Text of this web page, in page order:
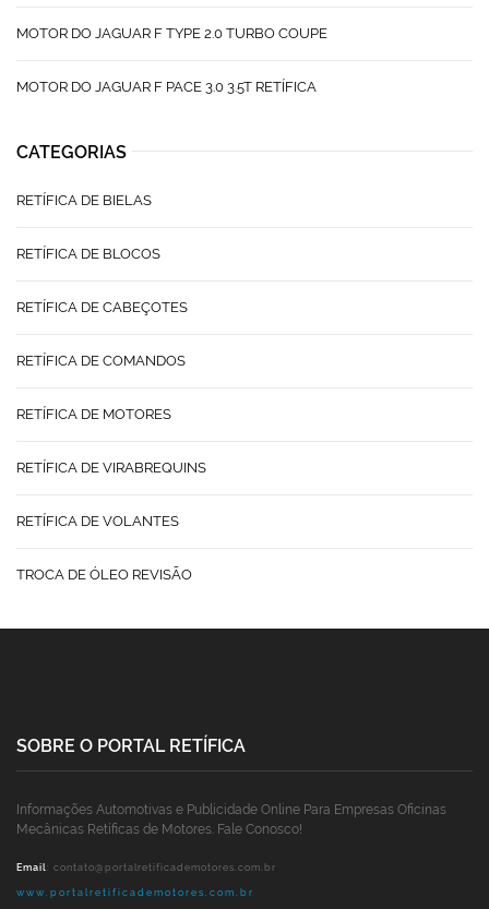
MOTOR DO JAGUAR F TYPE 2.0 TURBO COUPE
MOTOR DO JAGUAR F PACE 3.0 3.5T RETÍFICA
CATEGORIAS
RETÍFICA DE BIELAS
RETÍFICA DE BLOCOS
RETÍFICA DE CABEÇOTES
RETÍFICA DE COMANDOS
RETÍFICA DE MOTORES
RETÍFICA DE VIRABREQUINS
RETÍFICA DE VOLANTES
TROCA DE ÓLEO REVISÃO
SOBRE O PORTAL RETÍFICA
Informações Automotivas e Publicidade Online Para Empresas Oficinas
Mecânicas Retíficas de Motores. Fale Conosco!
Email: contato@portalretificademotores.com.br
www.portalretificademotores.com.br